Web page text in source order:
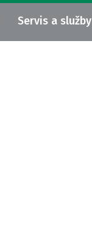
Servis a služby